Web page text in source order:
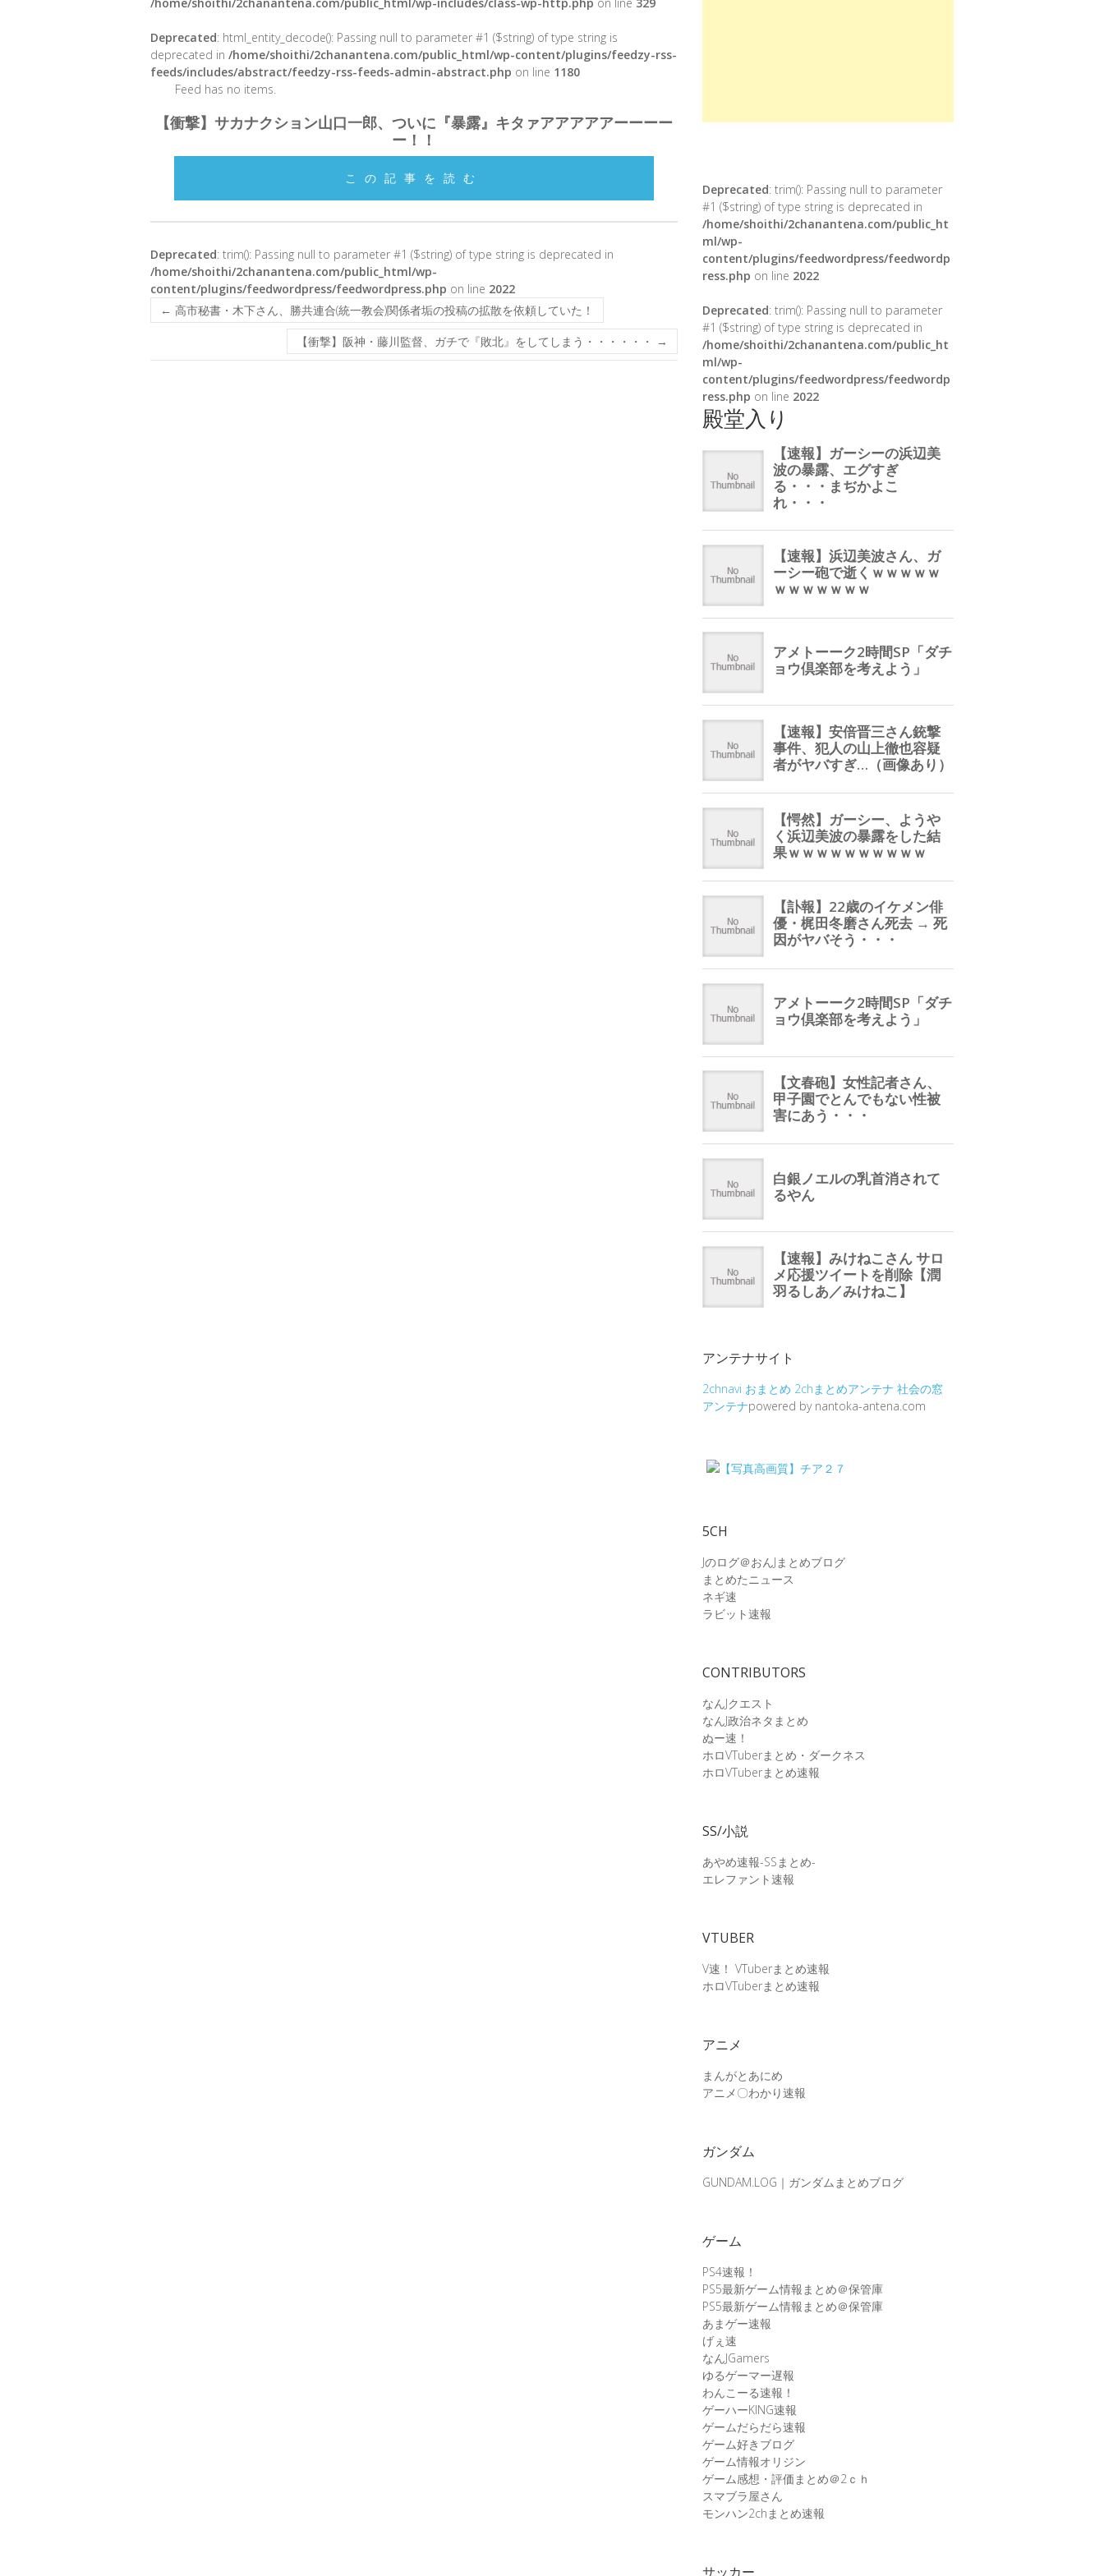
Deprecated: html_entity_decode(): Passing null to parameter #1 ($string) of type string is
deprecated in /home/shoithi/2chanantena.com/public_html/wp-content/plugins/feedzy-rss-
feeds/includes/abstract/feedzy-rss-feeds-admin-abstract.php on line 1180
Feed has no items.
【衝撃】サカナクション山口一郎、ついに『暴露』キタァアアアアアーーーー
ー！！
この記事を読む
Deprecated: trim(): Passing null to parameter #1 ($string) of type string is deprecated in
/home/shoithi/2chanantena.com/public_html/wp-
content/plugins/feedwordpress/feedwordpress.php on line 2022
← 高市秘書・木下さん、勝共連合(統一教会)関係者垢の投稿の拡散を依頼していた！
【衝撃】阪神・藤川監督、ガチで『敗北』をしてしまう・・・・・・
→
Deprecated: trim(): Passing null to parameter
#1 ($string) of type string is deprecated in
/home/shoithi/2chanantena.com/public_ht
ml/wp-
content/plugins/feedwordpress/feedwordp
ress.php on line 2022
Deprecated: trim(): Passing null to parameter
#1 ($string) of type string is deprecated in
/home/shoithi/2chanantena.com/public_ht
ml/wp-
content/plugins/feedwordpress/feedwordp
ress.php on line 2022
殿堂入り
アンテナサイト
2chnavi おまとめ 2chまとめアンテナ 社会の窓
アンテナpowered by nantoka-antena.com
5CH
Jのログ＠おんJまとめブログ
まとめたニュース
ネギ速
ラビット速報
CONTRIBUTORS
なんJクエスト
なんJ政治ネタまとめ
ぬー速！
ホロVTuberまとめ・ダークネス
ホロVTuberまとめ速報
SS/小説
あやめ速報-SSまとめ-
エレファント速報
VTUBER
V速！ VTuberまとめ速報
ホロVTuberまとめ速報
アニメ
まんがとあにめ
アニメ〇わかり速報
ガンダム
GUNDAM.LOG｜ガンダムまとめブログ
ゲーム
PS4速報！
PS5最新ゲーム情報まとめ＠保管庫
PS5最新ゲーム情報まとめ＠保管庫
あまゲー速報
げぇ速
なんJGamers
ゆるゲーマー遅報
わんこーる速報！
ゲーハーKING速報
ゲームだらだら速報
ゲーム好きブログ
ゲーム情報オリジン
ゲーム感想・評価まとめ＠2ｃｈ
スマブラ屋さん
モンハン2chまとめ速報
サッカー